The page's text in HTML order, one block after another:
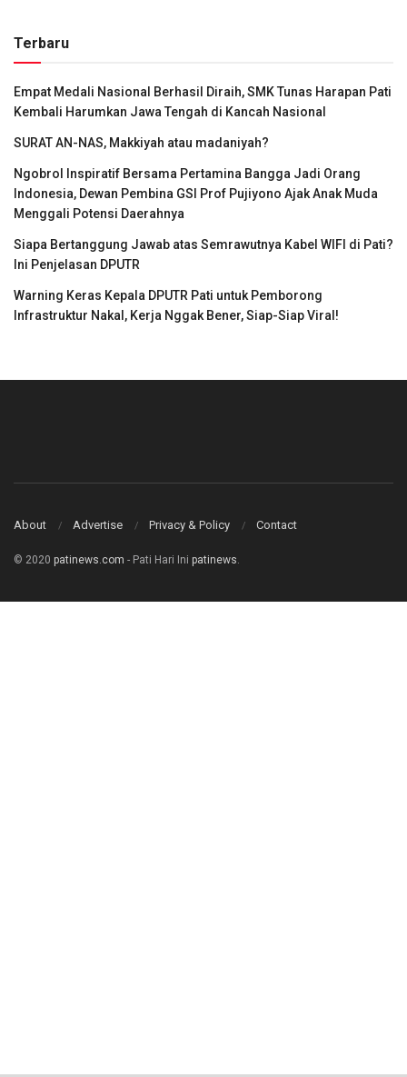
Terbaru
Empat Medali Nasional Berhasil Diraih, SMK Tunas Harapan Pati
Kembali Harumkan Jawa Tengah di Kancah Nasional
SURAT AN-NAS, Makkiyah atau madaniyah?
Ngobrol Inspiratif Bersama Pertamina Bangga Jadi Orang
Indonesia, Dewan Pembina GSI Prof Pujiyono Ajak Anak Muda
Menggali Potensi Daerahnya
Siapa Bertanggung Jawab atas Semrawutnya Kabel WIFI di Pati?
Ini Penjelasan DPUTR
Warning Keras Kepala DPUTR Pati untuk Pemborong
Infrastruktur Nakal, Kerja Nggak Bener, Siap-Siap Viral!
About Advertise Privacy & Policy Contact
© 2020 patinews.com - Pati Hari Ini patinews